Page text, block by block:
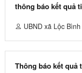
thông báo kết quả
UBND xã Lộc Bình
Thông báo kết quả